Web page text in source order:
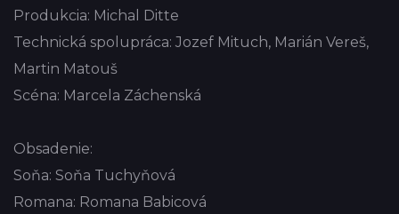
Produkcia: Michal Ditte
Technická spolupráca: Jozef Mituch, Marián Vereš,
Martin Matouš
Scéna: Marcela Záchenská
Obsadenie:
Soňa: Soňa Tuchyňová
Romana: Romana Babicová